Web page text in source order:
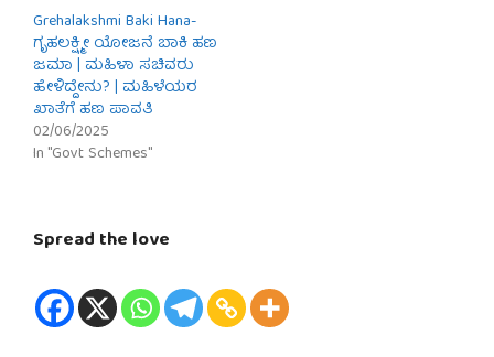
Grehalakshmi Baki Hana-
ಗೃಹಲಕ್ಷ್ಮೀ ಯೋಜನೆ ಬಾಕಿ ಹಣ
ಜಮಾ | ಮಹಿಳಾ ಸಚಿವರು
ಹೇಳಿದ್ದೇನು? | ಮಹಿಳೆಯರ
ಖಾತೆಗೆ ಹಣ ಪಾವತಿ
02/06/2025
In "Govt Schemes"
Spread the love